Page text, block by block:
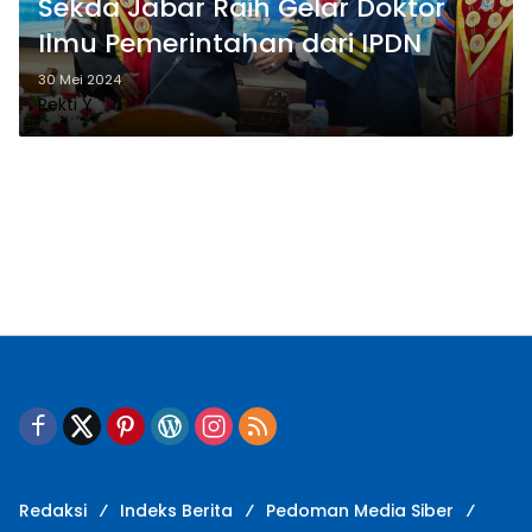
Sekda Jabar Raih Gelar Doktor
Ilmu Pemerintahan dari IPDN
30 Mei 2024
Rekti Y
Redaksi Indeks Berita
Pedoman Media Siber